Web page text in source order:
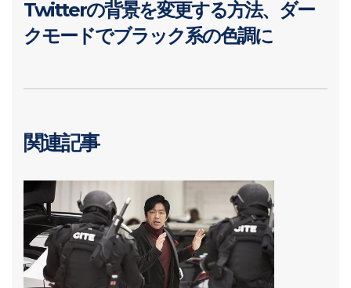
Twitterの背景を変更する方法、ダー
クモードでブラック系の色調に
関連記事